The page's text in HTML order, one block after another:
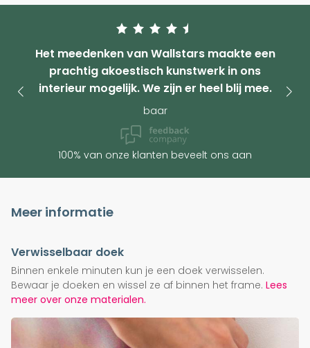
Het meedenken van Wallstars maakte een
prachtig akoestisch kunstwerk in ons
interieur mogelijk. We zijn er heel blij mee.
baar
100% van onze klanten beveelt ons aan
Meer informatie
Verwisselbaar doek
Binnen enkele minuten kun je een doek verwisselen.
Bewaar je doeken en wissel ze af binnen het frame. Lees
meer over onze materialen.